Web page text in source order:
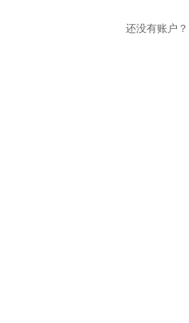
还没有账户？